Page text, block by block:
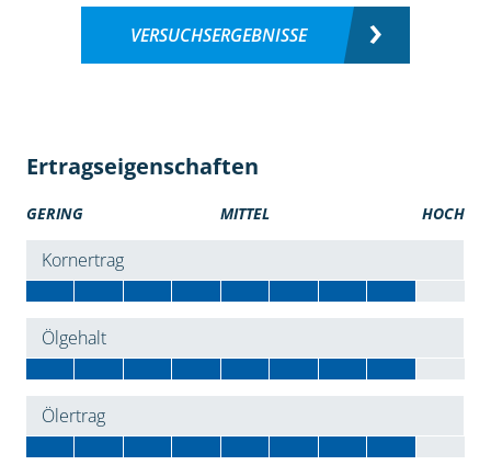
VERSUCHSERGEBNISSE
Ertragseigenschaften
GERING MITTEL HOCH
Kornertrag
Ölgehalt
Ölertrag